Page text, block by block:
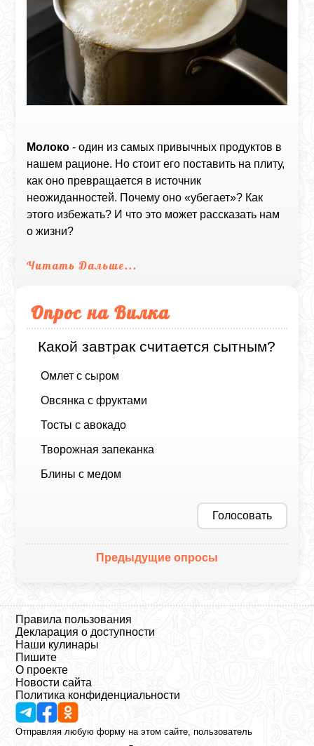
Молоко - один из самых привычных продуктов в
нашем рационе. Но стоит его поставить на плиту,
как оно превращается в источник
неожиданностей. Почему оно «убегает»? Как
этого избежать? И что это может рассказать нам
о жизни?
Читать Дальше...
Опрос на Вилка
Какой завтрак считается сытным?
Омлет с сыром
Овсянка с фруктами
Тосты с авокадо
Творожная запеканка
Блины с медом
Голосовать
Предыдущие опросы
Правила пользования
Декларация о доступности
Наши кулинары
Пишите
О проекте
Новости сайта
Политика конфиденциальности
Отправляя любую форму на этом сайте, пользователь